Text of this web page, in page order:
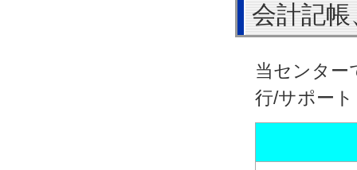
会計記
当センター
行/サポー